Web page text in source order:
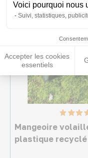
Voici pourquoi nous
Suivi, statistiques,
Accepter les cookies
essentiels
Mangeoire
plastique recyclé